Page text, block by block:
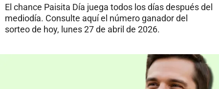
El chance Paisita Día juega todos los días después del
mediodía. Consulte aquí el número ganador del
sorteo de hoy, lunes 27 de abril de 2026.